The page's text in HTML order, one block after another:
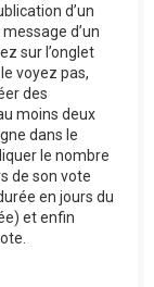
d’un
d’un
sur l’onglet
voyez pas,
des
moins deux
dans le
le nombre
de son vote
en jours du
et enfin